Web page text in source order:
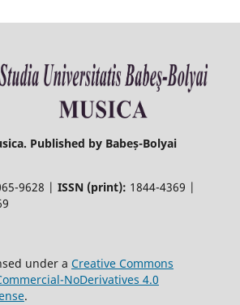
Published by Babeș-Bolyai
9628 | ISSN (print): 1844-4369 |
under a Creative Commons
NoDerivatives 4.0
.